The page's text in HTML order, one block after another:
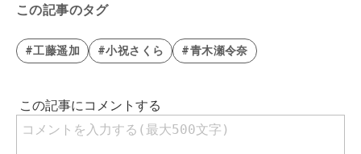
この記事のタグ
#工藤遥加 #小祝さくら #青木瀬令奈